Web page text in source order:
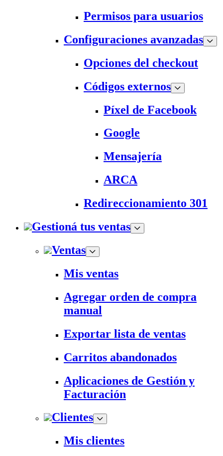
Permisos para usuarios
Configuraciones avanzadas
Opciones del checkout
Códigos externos
Píxel de Facebook
Google
Mensajería
ARCA
Redireccionamiento 301
Gestioná tus ventas
Ventas
Mis ventas
Agregar orden de compra
manual
Exportar lista de ventas
Carritos abandonados
Aplicaciones de Gestión y
Facturación
Clientes
Mis clientes